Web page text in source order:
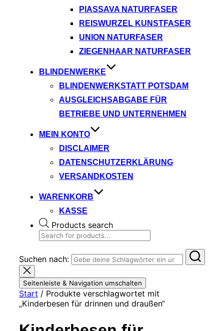
PIASSAVA NATURFASER
REISWURZEL KUNSTFASER
UNION NATURFASER
ZIEGENHAAR NATURFASER
BLINDENWERKE
BLINDENWERKSTATT POTSDAM
AUSGLEICHSABGABE FÜR
BETRIEBE UND UNTERNEHMEN
MEIN KONTO
DISCLAIMER
DATENSCHUTZERKLÄRUNG
VERSANDKOSTEN
WARENKORB
KASSE
Products search
Suchen nach:
Seitenleiste & Navigation umschalten
Start / Produkte verschlagwortet mit
„Kinderbesen für drinnen und draußen“